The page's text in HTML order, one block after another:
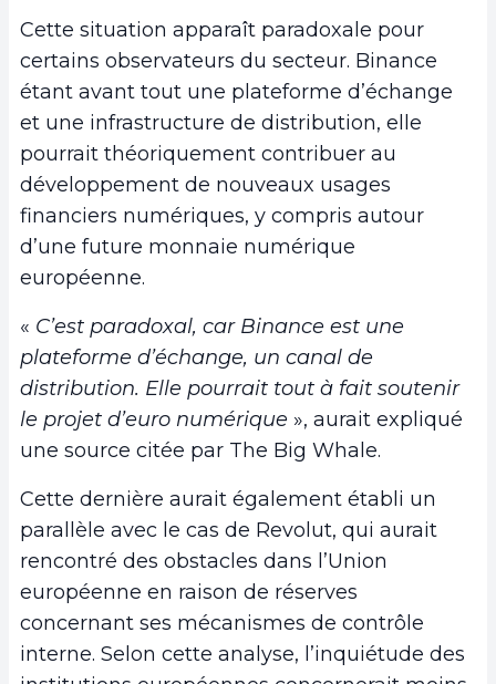
Cette situation apparaît paradoxale pour
certains observateurs du secteur. Binance
étant avant tout une plateforme d’échange
et une infrastructure de distribution, elle
pourrait théoriquement contribuer au
développement de nouveaux usages
financiers numériques, y compris autour
d’une future monnaie numérique
européenne.
« C’est paradoxal, car Binance est une
plateforme d’échange, un canal de
distribution. Elle pourrait tout à fait soutenir
le projet d’euro numérique », aurait expliqué
une source citée par The Big Whale.
Cette dernière aurait également établi un
parallèle avec le cas de Revolut, qui aurait
rencontré des obstacles dans l’Union
européenne en raison de réserves
concernant ses mécanismes de contrôle
interne. Selon cette analyse, l’inquiétude des